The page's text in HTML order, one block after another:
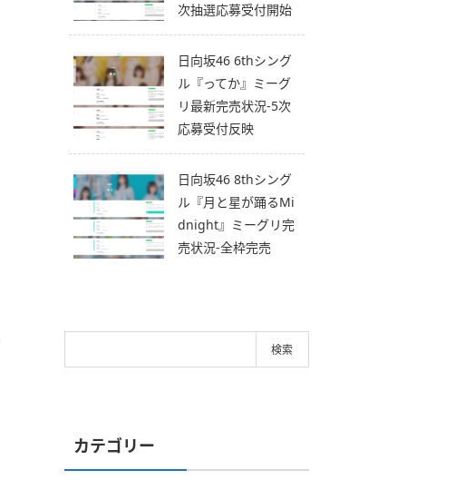
次抽選応募受付開始
日向坂46 6thシング
ル『ってか』ミーグ
リ最新完売状況-5次
応募受付反映
日向坂46 8thシング
ル『月と星が踊るMi
dnight』ミーグリ完
売状況-全枠完売
カテゴリー